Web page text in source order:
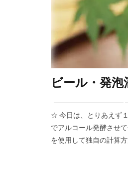
ビール・発
──────────────
☆ 今日は、とりあえず
でアルコール発酵させ
を使用して独自の計算